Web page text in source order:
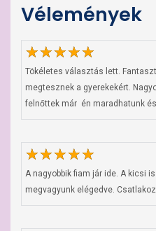
Vélemények
Tökéletes választás lett.
megtesznek a gyerekekért.
felnőttek már  én maradhatunk
A nagyobbik fiam jár ide. A kicsi
megvagyunk elégedve.